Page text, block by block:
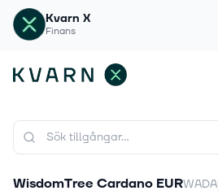
Kvarn X
Finans
WisdomTree Cardano EURWADA